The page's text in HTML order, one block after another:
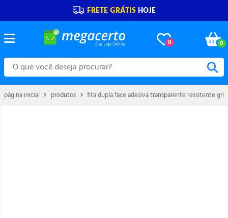
FRETE GRÁTISHOJE
0 0
página inicial produtos fita dupla face adesiva transparente resistente